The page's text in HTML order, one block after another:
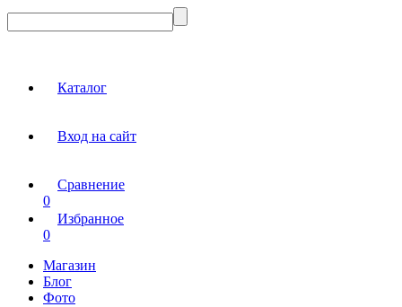
Каталог
Вход на сайт
Сравнение
0
Избранное
0
Магазин
Блог
Фото